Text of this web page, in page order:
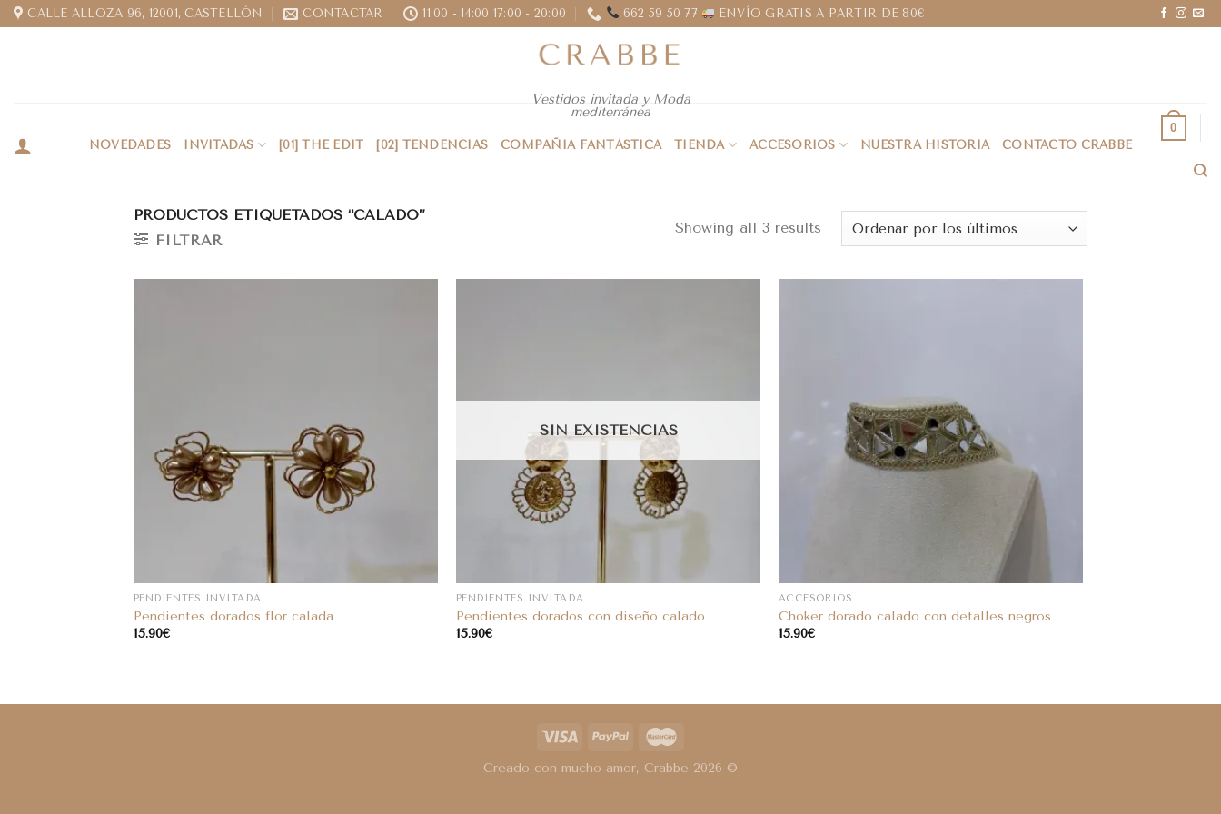
CALLE ALLOZA 96, 12001, CASTELLÓN CONTACTAR 11:00 - 14:00 17:00 - 20:00 662 59 50 77 ENVÍO GRATIS A PARTIR DE 80€
Vestidos invitada y Moda
mediterránea
NOVEDADES INVITADAS [01] THE EDIT [02] TENDENCIAS COMPAÑIA FANTÁSTICA TIENDA ACCESORIOS NUESTRA HISTORIA CONTACTO CRABBE
0
PRODUCTOS ETIQUETADOS “CALADO”
FILTRAR
Showing all 3 results
PENDIENTES INVITADA
Pendientes dorados flor calada
15.90€
SIN EXISTENCIAS
PENDIENTES INVITADA
Pendientes dorados con diseño calado
15.90€
ACCESORIOS
Choker dorado calado con detalles negros
15.90€
Creado con mucho amor, Crabbe 2026 ©